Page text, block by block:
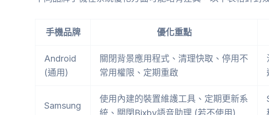
手機品牌 優化重點
Android
(通用)
關閉背景應用程式、清理快取、停用不
常用權限、定期重啟
Samsung
使用內建的裝置維護工具、定期更新系